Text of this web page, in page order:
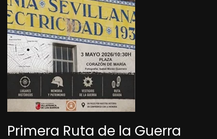
Primera Ruta de la Guerra